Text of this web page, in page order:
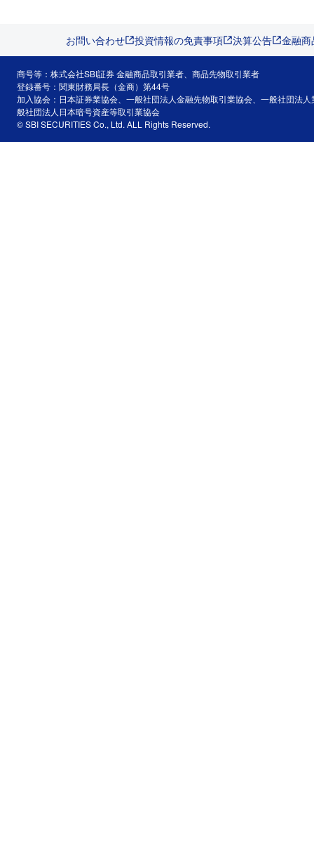
お問い合わせ 投資情報の免責事項 決算公告 金融
商号等：株式会社SBI証券 金融商品取引業者、商品先物取引業者
登録番号：関東財務局長（金商）第44号
加入協会：日本証券業協会、一般社団法人金融先物取引業協会、一般社団法
般社団法人日本暗号資産等取引業協会
© SBI SECURITIES Co., Ltd. ALL Rights Reserved.